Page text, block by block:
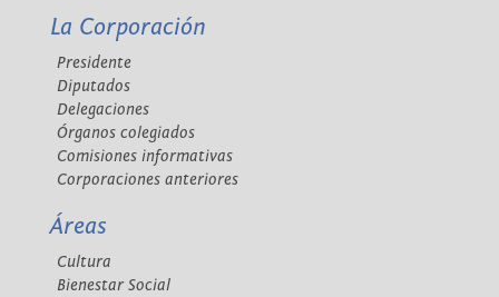
La Corporación
Presidente
Diputados
Delegaciones
Órganos colegiados
Comisiones informativas
Corporaciones anteriores
Áreas
Cultura
Bienestar Social